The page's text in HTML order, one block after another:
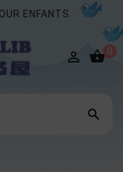
ENFANTS.
 0
